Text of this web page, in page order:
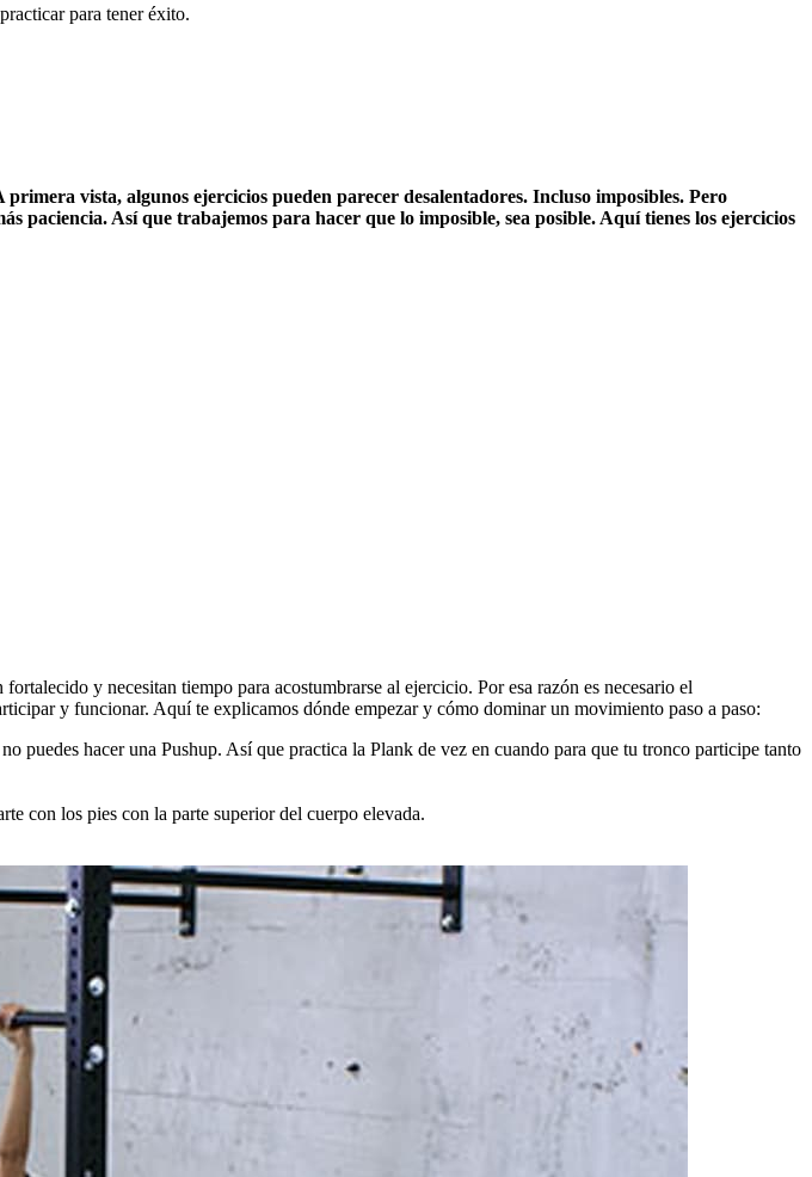
para tener éxito.
vista, algunos ejercicios pueden parecer desalentadores. Incluso imposibles. Pero
paciencia. Así que trabajemos para hacer que lo imposible, sea posible. Aquí tienes los ejercicios
y necesitan tiempo para acostumbrarse al ejercicio. Por esa razón es necesario el
y funcionar. Aquí te explicamos dónde empezar y cómo dominar un movimiento paso a paso:
puedes hacer una Pushup. Así que practica la Plank de vez en cuando para que tu tronco participe tanto
con los pies con la parte superior del cuerpo elevada.